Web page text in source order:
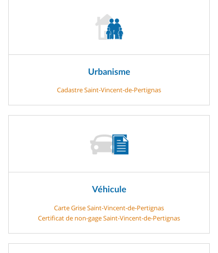
Urbanisme
Cadastre Saint-Vincent-de-Pertignas
Véhicule
Carte Grise Saint-Vincent-de-Pertignas
Certificat de non-gage Saint-Vincent-de-Pertignas